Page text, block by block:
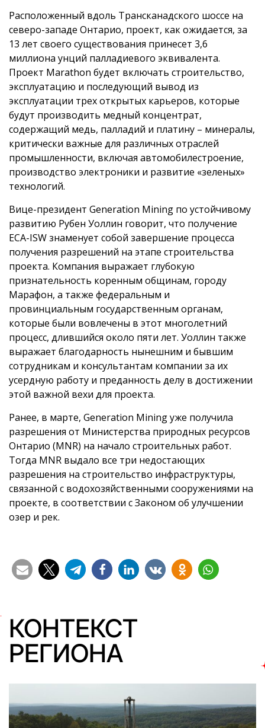
Расположенный вдоль Трансканадского шоссе на
северо-западе Онтарио, проект, как ожидается, за
13 лет своего существования принесет 3,6
миллиона унций палладиевого эквивалента.
Проект Marathon будет включать строительство,
эксплуатацию и последующий вывод из
эксплуатации трех открытых карьеров, которые
будут производить медный концентрат,
содержащий медь, палладий и платину – минералы,
критически важные для различных отраслей
промышленности, включая автомобилестроение,
производство электроники и развитие «зеленых»
технологий.
Вице-президент Generation Mining по устойчивому
развитию Рубен Уоллин говорит, что получение
ECA-ISW знаменует собой завершение процесса
получения разрешений на этапе строительства
проекта. Компания выражает глубокую
признательность коренным общинам, городу
Марафон, а также федеральным и
провинциальным государственным органам,
которые были вовлечены в этот многолетний
процесс, длившийся около пяти лет. Уоллин также
выражает благодарность нынешним и бывшим
сотрудникам и консультантам компании за их
усердную работу и преданность делу в достижении
этой важной вехи для проекта.
Ранее, в марте, Generation Mining уже получила
разрешения от Министерства природных ресурсов
Онтарио (MNR) на начало строительных работ.
Тогда MNR выдало все три недостающих
разрешения на строительство инфраструктуры,
связанной с водохозяйственными сооружениями на
проекте, в соответствии с Законом об улучшении
озер и рек.
КОНТЕКСТ
РЕГИОНА